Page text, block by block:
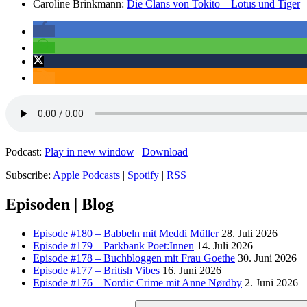
Caroline Brinkmann: Die Clans von Tokito – Lotus und Tiger
Podcast: Play in new window | Download
Subscribe: Apple Podcasts | Spotify | RSS
Episoden | Blog
Episode #180 – Babbeln mit Meddi Müller 28. Juli 2026
Episode #179 – Parkbank Poet:Innen 14. Juli 2026
Episode #178 – Buchbloggen mit Frau Goethe 30. Juni 2026
Episode #177 – British Vibes 16. Juni 2026
Episode #176 – Nordic Crime mit Anne Nørdby 2. Juni 2026